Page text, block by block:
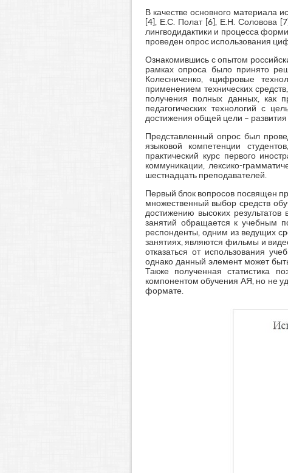
В качестве основного материала
[4], Е.С. Полат [6], Е.Н. Соловова
лингводидактики и процесса
проведен опрос использования
Ознакомившись с опытом
рамках опроса было принято
Колесниченко, «цифровые
применением технических
получения полных данных, как
педагогических технологий с
достижения общей цели –
Представленный опрос был
языковой компетенции
практический курс первого
коммуникации, лексико-
шестнадцать преподавателей.
Первый блок вопросов посвящен
множественный выбор средств
достижению высоких
занятий обращается к учебным
респонденты, одним из ведущих
занятиях, являются фильмы и
отказаться от использования
однако данный элемент может
Также полученная статистика
компонентом обучения АЯ, но не
формате.